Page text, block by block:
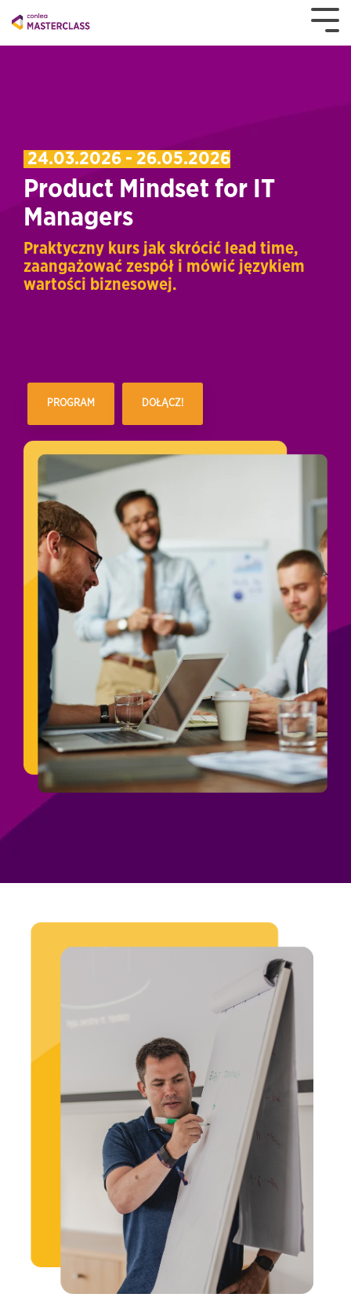
24.03.2026 - 26.05.2026
Product Mindset for IT
Managers
Praktyczny kurs jak skrócić lead time,
zaangażować zespół i mówić językiem
wartości biznesowej.
PROGRAM DOŁĄCZ!